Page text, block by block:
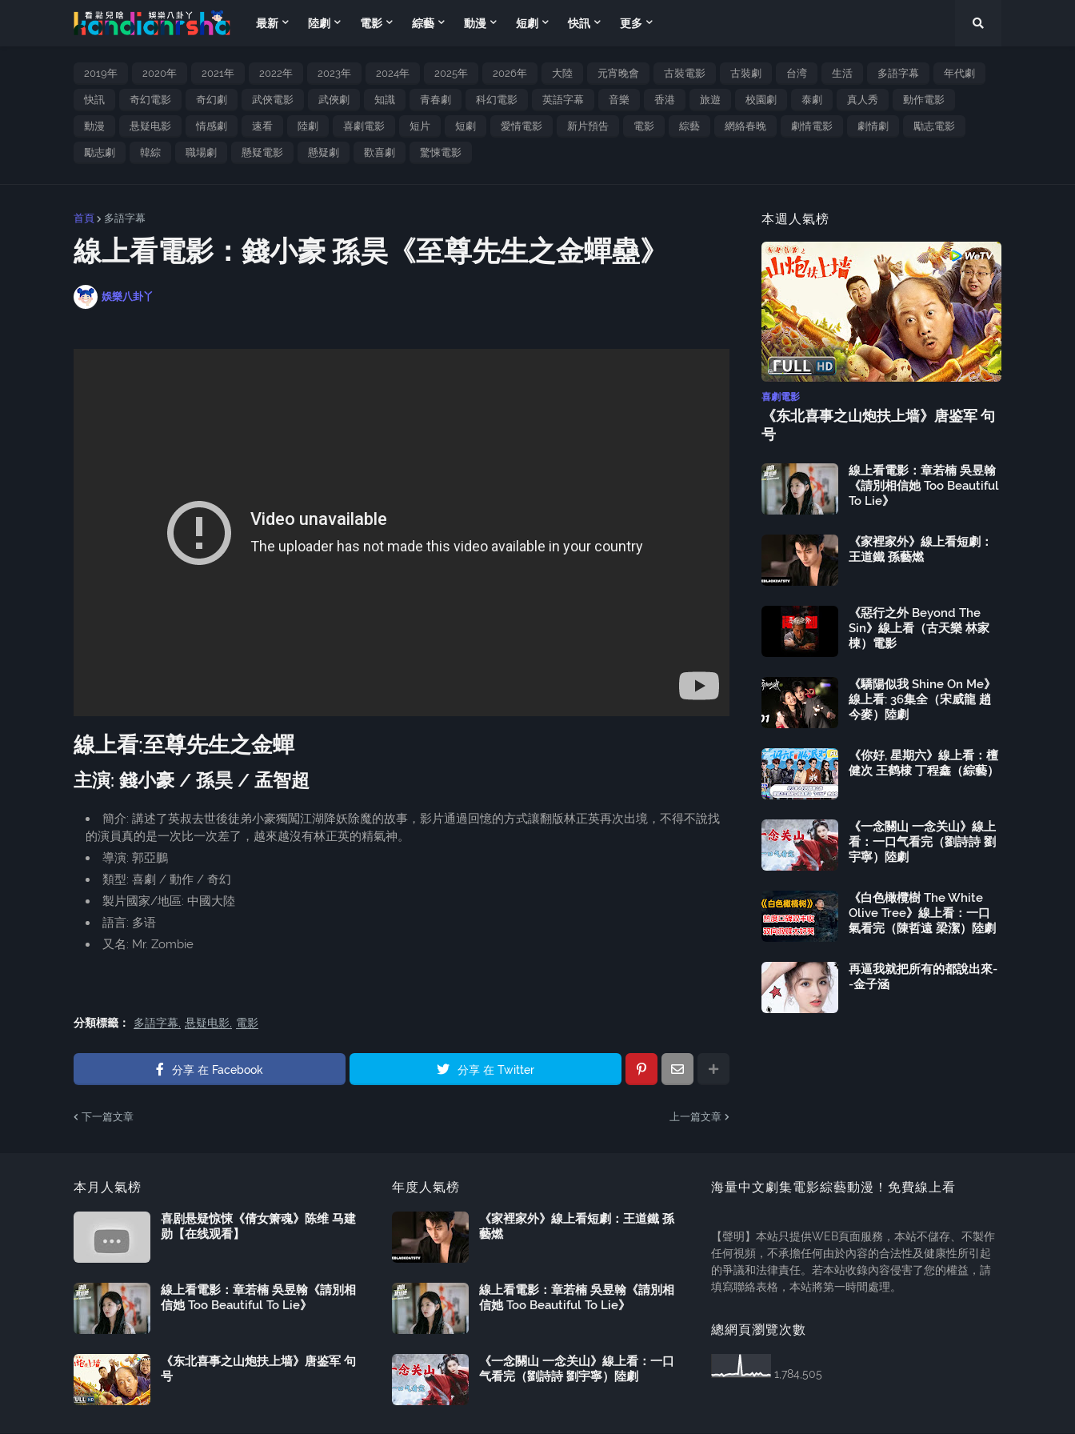
最新 陸劇 電影 綜藝 動漫 短劇 快訊 更多
2019年 2020年 2021年 2022年 2023年 2024年 2025年 2026年 大陸 元宵晚會 古裝電影 古裝劇 台湾 生活 多語字幕 年代劇
快訊 奇幻電影 奇幻劇 武俠電影 武俠劇 知識 青春劇 科幻電影 英語字幕 音樂 香港 旅遊 校園劇 泰劇 真人秀 動作電影
動漫 悬疑电影 情感劇 速看 陸劇 喜劇電影 短片 短劇 愛情電影 新片預告 電影 綜藝 網絡春晚 劇情電影 劇情劇 勵志電影
勵志劇 韓綜 職場劇 懸疑電影 懸疑劇 歡喜劇 驚悚電影
首頁 多語字幕
線上看電影：錢小豪 孫昊《至尊先生之金蟬蠱》
娛樂八卦丫
線上看:至尊先生之金蟬
主演: 錢小豪 / 孫昊 / 孟智超
簡介: 講述了英叔去世後徒弟小豪獨闖江湖降妖除魔的故事，影片通過回憶的方式讓翻版林正英再次出境，不得不說找
的演員真的是一次比一次差了，越來越沒有林正英的精氣神。
導演: 郭亞鵬
類型: 喜劇 / 動作 / 奇幻
製片國家/地區: 中國大陸
語言: 多语
又名: Mr. Zombie
分類標籤： 多語字幕 悬疑电影 電影
分享 在 Facebook 分享 在 Twitter
下一篇文章 上一篇文章
本週人氣榜
喜劇電影
《东北喜事之山炮扶上墙》唐鉴军 句
号
線上看電影：章若楠 吳昱翰
《請別相信她 Too Beautiful
To Lie》
《家裡家外》線上看短劇：
王道鐵 孫藝燃
《惡行之外 Beyond The
Sin》線上看（古天樂 林家
棟）電影
《驕陽似我 Shine On Me》
線上看: 36集全（宋威龍 趙
今麥）陸劇
《你好, 星期六》線上看：檀
健次 王鹤棣 丁程鑫（綜藝）
《一念關山 一念关山》線上
看：一口气看完（劉詩詩 劉
宇寧）陸劇
《白色橄欖樹 The White
Olive Tree》線上看：一口
氣看完（陳哲遠 梁潔）陸劇
再逼我就把所有的都說出來-
-金子涵
本月人氣榜
喜剧悬疑惊悚《倩女箫魂》陈维 马建
勋【在线观看】
線上看電影：章若楠 吳昱翰《請別相
信她 Too Beautiful To Lie》
《东北喜事之山炮扶上墙》唐鉴军 句
号
年度人氣榜
《家裡家外》線上看短劇：王道鐵 孫
藝燃
線上看電影：章若楠 吳昱翰《請別相
信她 Too Beautiful To Lie》
《一念關山 一念关山》線上看：一口
气看完（劉詩詩 劉宇寧）陸劇
海量中文劇集電影綜藝動漫！免費線上看
【聲明】本站只提供WEB頁面服務，本站不儲存、不製作
任何視頻，不承擔任何由於內容的合法性及健康性所引起
的爭議和法律責任。若本站收錄內容侵害了您的權益，請
填寫聯絡表格，本站將第一時間處理。
總網頁瀏覽次數
1,784,505